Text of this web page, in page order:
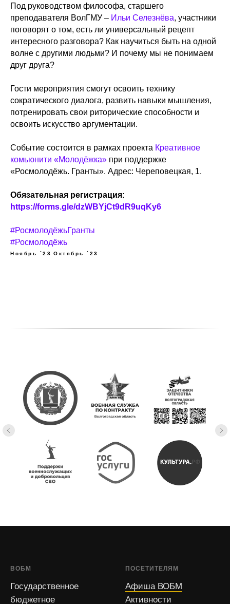
Под руководством философа, старшего
преподавателя ВолГМУ – Ильи Селезнёва, участники
поговорят о том, есть ли универсальный рецепт
интересного разговора? Как научиться быть на одной
волне с другими людьми? И почему мы не понимаем
друг друга?
Гости мероприятия смогут освоить технику
сократического диалога, развить навыки мышления,
потренировать свои риторические способности и
освоить искусство аргументации.
Событие состоится в рамках проекта Креативное
комьюнити «Молодёжка» при поддержке
«Росмолодёжь. Гранты». Адрес: Череповецкая, 1.
Обязательная регистрация:
https://forms.gle/dzWBYjCt9dR9uqKy6
#РосмолодёжьГранты
#Росмолодёжь
Ноябрь `23 Октябрь `23
ВОБМ
Государственное
бюджетное
ПОСЕТИТЕЛЯМ
Афиша ВОБМ
Активности